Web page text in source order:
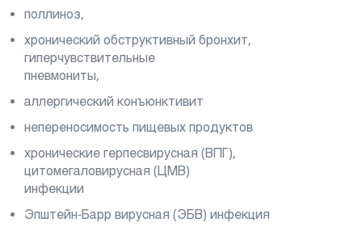
поллиноз,
хронический обструктивный бронхит,
гиперчувствительные
пневмониты,
аллергический конъюнктивит
непереносимость пищевых продуктов
хронические герпесвирусная (ВПГ),
цитомегаловирусная (ЦМВ)
инфекции
Эпштейн-Барр вирусная (ЭБВ) инфекция